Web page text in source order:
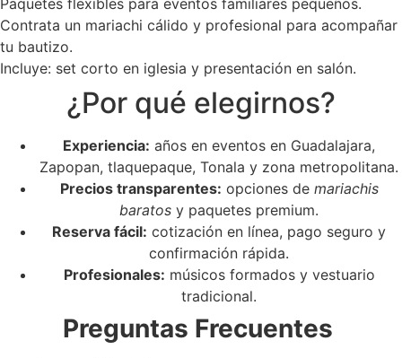
Contrata un mariachi cálido y profesional para acompañar
tu bautizo.
Incluye: set corto en iglesia y presentación en salón.
¿Por qué elegirnos?
Experiencia: años en eventos en Guadalajara,
Zapopan, tlaquepaque, Tonala y zona metropolitana.
Precios transparentes: opciones de mariachis
baratos y paquetes premium.
Reserva fácil: cotización en línea, pago seguro y
confirmación rápida.
Profesionales: músicos formados y vestuario
tradicional.
Preguntas Frecuentes